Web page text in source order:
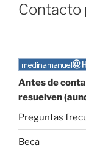
Contacto
Antes de
resuelven
Preguntas
Beca